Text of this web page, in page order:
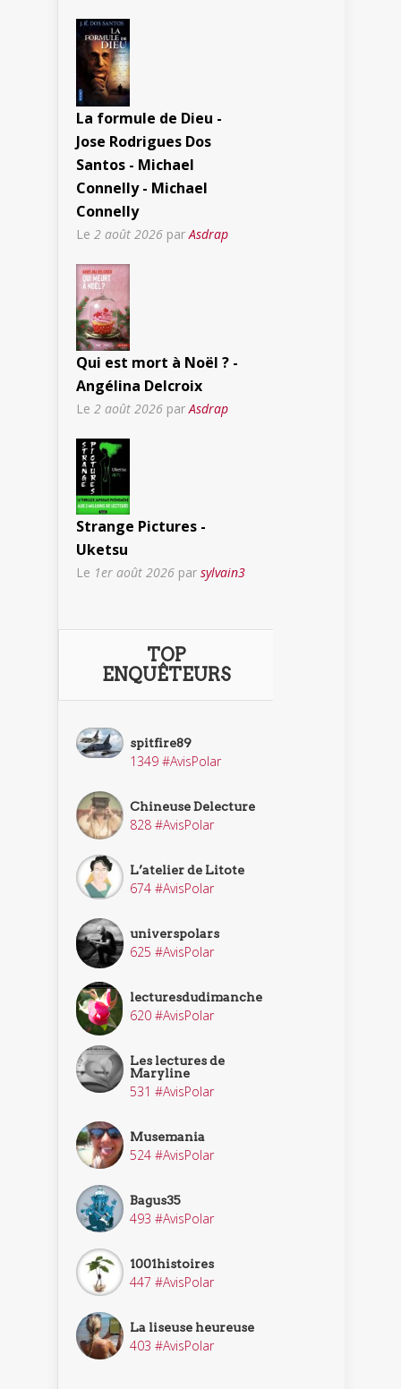
La formule de Dieu -
Jose Rodrigues Dos
Santos - Michael
Connelly - Michael
Connelly
Le 2 août 2026 parAsdrap
Qui est mort à Noël ? -
Angélina Delcroix
Le 2 août 2026 par Asdrap
Strange Pictures -
Uketsu
Le 1er août 2026 par sylvain3
TOP
ENQUÊTEURS
spitfire89
1349 #AvisPolar
Chineuse Delecture
828 #AvisPolar
L’atelier de Litote
674 #AvisPolar
universpolars
625 #AvisPolar
lecturesdudimanche
620 #AvisPolar
Les lectures de
Maryline
531 #AvisPolar
Musemania
524 #AvisPolar
Bagus35
493 #AvisPolar
1001histoires
447 #AvisPolar
La liseuse heureuse
403 #AvisPolar